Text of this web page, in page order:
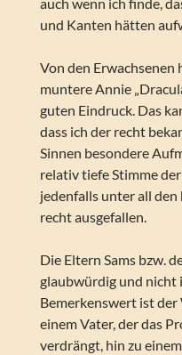
und Kanten hätten
Von den
muntere Annie
guten Eindruck. Das
dass ich der recht
Sinnen besondere
relativ tiefe Stimme
jedenfalls unter all
recht ausgefallen.
Die Eltern Sams bzw.
glaubwürdig und nicht
Bemerkenswert ist der
einem Vater, der das
verdrängt, hin zu